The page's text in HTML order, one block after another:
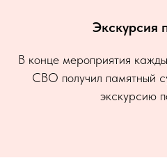
Экскурсия
В конце мероприятия
СВО получил памятный
экскурсию